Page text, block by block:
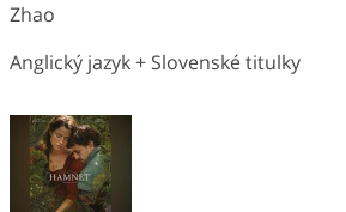
Zhao
Anglický jazyk + Slovenské titulky